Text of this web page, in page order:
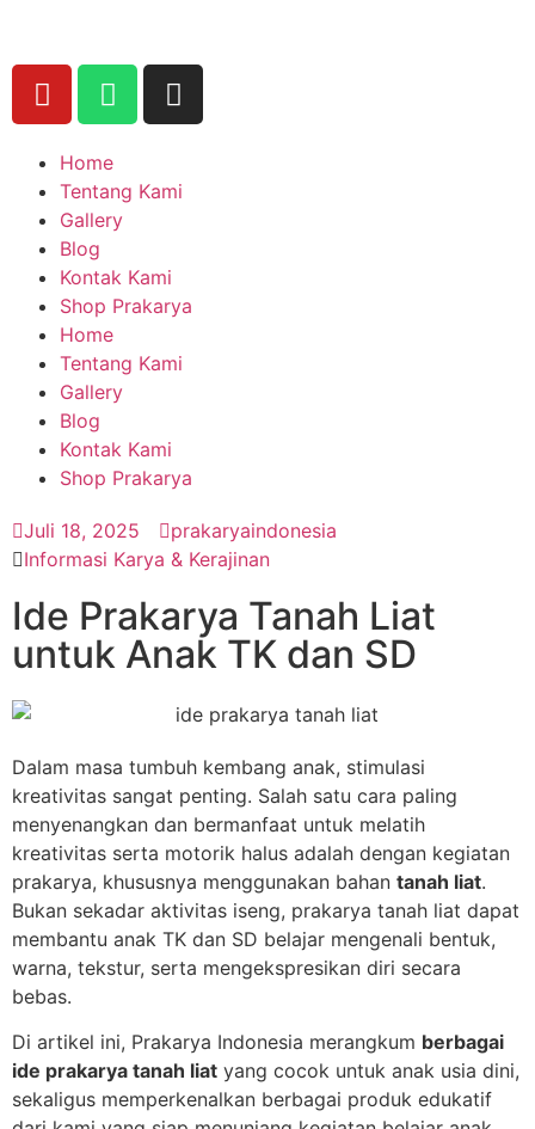
Home
Tentang Kami
Gallery
Blog
Kontak Kami
Shop Prakarya
Home
Tentang Kami
Gallery
Blog
Kontak Kami
Shop Prakarya
Juli 18, 2025
prakaryaindonesia
Informasi Karya & Kerajinan
Ide Prakarya Tanah Liat
untuk Anak TK dan SD
Dalam masa tumbuh kembang anak, stimulasi
kreativitas sangat penting. Salah satu cara paling
menyenangkan dan bermanfaat untuk melatih
kreativitas serta motorik halus adalah dengan kegiatan
prakarya, khususnya menggunakan bahan tanah liat.
Bukan sekadar aktivitas iseng, prakarya tanah liat dapat
membantu anak TK dan SD belajar mengenali bentuk,
warna, tekstur, serta mengekspresikan diri secara
bebas.
Di artikel ini, Prakarya Indonesia merangkum berbagai
ide prakarya tanah liat yang cocok untuk anak usia dini,
sekaligus memperkenalkan berbagai produk edukatif